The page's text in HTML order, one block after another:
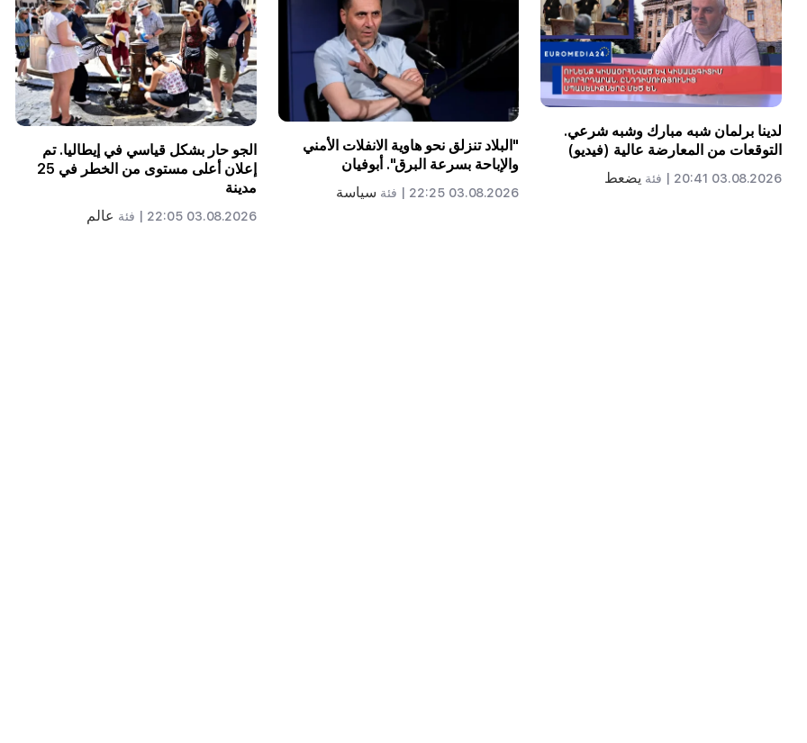
لدينا برلمان شبه مبارك وشبه شرعي.
التوقعات من المعارضة عالية (فيديو)
03.08.2026 20:41 | فئة يضعط
"البلاد تنزلق نحو هاوية الانفلات الأمني ​​
والإباحة بسرعة البرق". أبوفيان
03.08.2026 22:25 | فئة سياسة
الجو حار بشكل قياسي في إيطاليا. تم
إعلان أعلى مستوى من الخطر في 25
مدينة
03.08.2026 22:05 | فئة عالم